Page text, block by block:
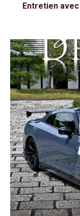
Entretien avec